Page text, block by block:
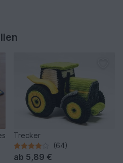
Trecker
(64)
ab 5,89 €